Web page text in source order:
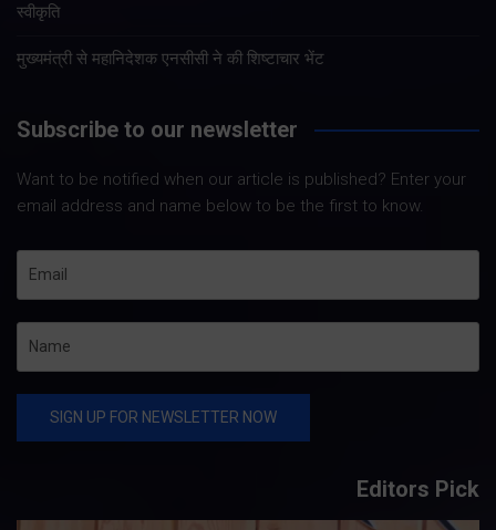
स्वीकृति
मुख्यमंत्री से महानिदेशक एनसीसी ने की शिष्टाचार भेंट
Subscribe to our newsletter
Want to be notified when our article is published? Enter your
email address and name below to be the first to know.
Editors Pick